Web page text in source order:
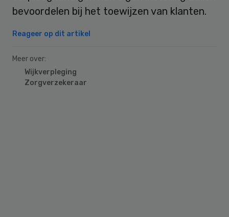
bevoordelen bij het toewijzen van klanten.
Reageer op dit artikel
Meer over:
Wijkverpleging
Zorgverzekeraar